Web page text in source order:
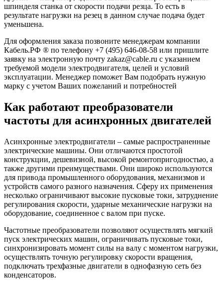
шпинделя станка от скорости подачи резца. То есть в
результате нагрузки на резец в данном случае подача будет
уменьшена.
Для оформления заказа позвоните менеджерам компании
Кабель.РФ ® по телефону +7 (495) 646-08-58 или пришлите
заявку на электронную почту zakaz@cable.ru с указанием
требуемой модели электродвигателя, целей и условий
эксплуатации. Менеджер поможет Вам подобрать нужную
марку с учетом Ваших пожеланий и потребностей
Как работают преобразователи
частоты для асинхронных двигателей
Асинхронные электродвигатели – самые распространенные
электрические машины. Они отличаются простотой
конструкции, дешевизной, высокой ремонтопригодностью, а
также другими преимуществами. Они широко используются
для привода промышленного оборудования, механизмов и
устройств самого разного назначения. Сферу их применения
несколько ограничивают высокие пусковые токи, затруднение
регулирования скорости, ударные механические нагрузки на
оборудование, соединенное с валом при пуске.
Частотные преобразователи позволяют осуществлять мягкий
пуск электрических машин, ограничивать пусковые токи,
синхронизировать момент силы на валу с моментом нагрузки,
осуществлять точную регулировку скорости вращения,
подключать трехфазные двигатели в однофазную сеть без
конденсаторов.